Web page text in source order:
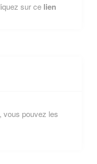
sur ce lien
vous pouvez les